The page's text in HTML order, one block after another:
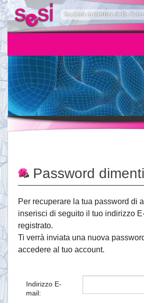
Home
Uscite
Eventi
News
Servizi
Documentazione
Ordinazioni
Password
Per recuperare la tua password di
inserisci di seguito il tuo indirizzo
registrato.
Ti verrà inviata una nuova
accedere al tuo account.
Indirizzo E-
mail: